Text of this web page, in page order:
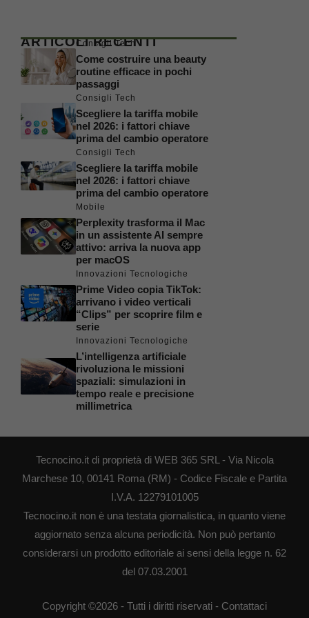
ARTICOLI RECENTI
Consigli Tech
Come costruire una beauty
routine efficace in pochi
passaggi
Consigli Tech
Scegliere la tariffa mobile
nel 2026: i fattori chiave
prima del cambio operatore
Consigli Tech
Scegliere la tariffa mobile
nel 2026: i fattori chiave
prima del cambio operatore
Mobile
Perplexity trasforma il Mac
in un assistente AI sempre
attivo: arriva la nuova app
per macOS
Innovazioni Tecnologiche
Prime Video copia TikTok:
arrivano i video verticali
“Clips” per scoprire film e
serie
Innovazioni Tecnologiche
L’intelligenza artificiale
rivoluziona le missioni
spaziali: simulazioni in
tempo reale e precisione
millimetrica
Tecnocino.it di proprietà di WEB 365 SRL - Via Nicola
Marchese 10, 00141 Roma (RM) - Codice Fiscale e Partita
I.V.A. 12279101005
Tecnocino.it non è una testata giornalistica, in quanto viene
aggiornato senza alcuna periodicità. Non può pertanto
considerarsi un prodotto editoriale ai sensi della legge n. 62
del 07.03.2001
Copyright ©2026 - Tutti i diritti riservati - Contattaci